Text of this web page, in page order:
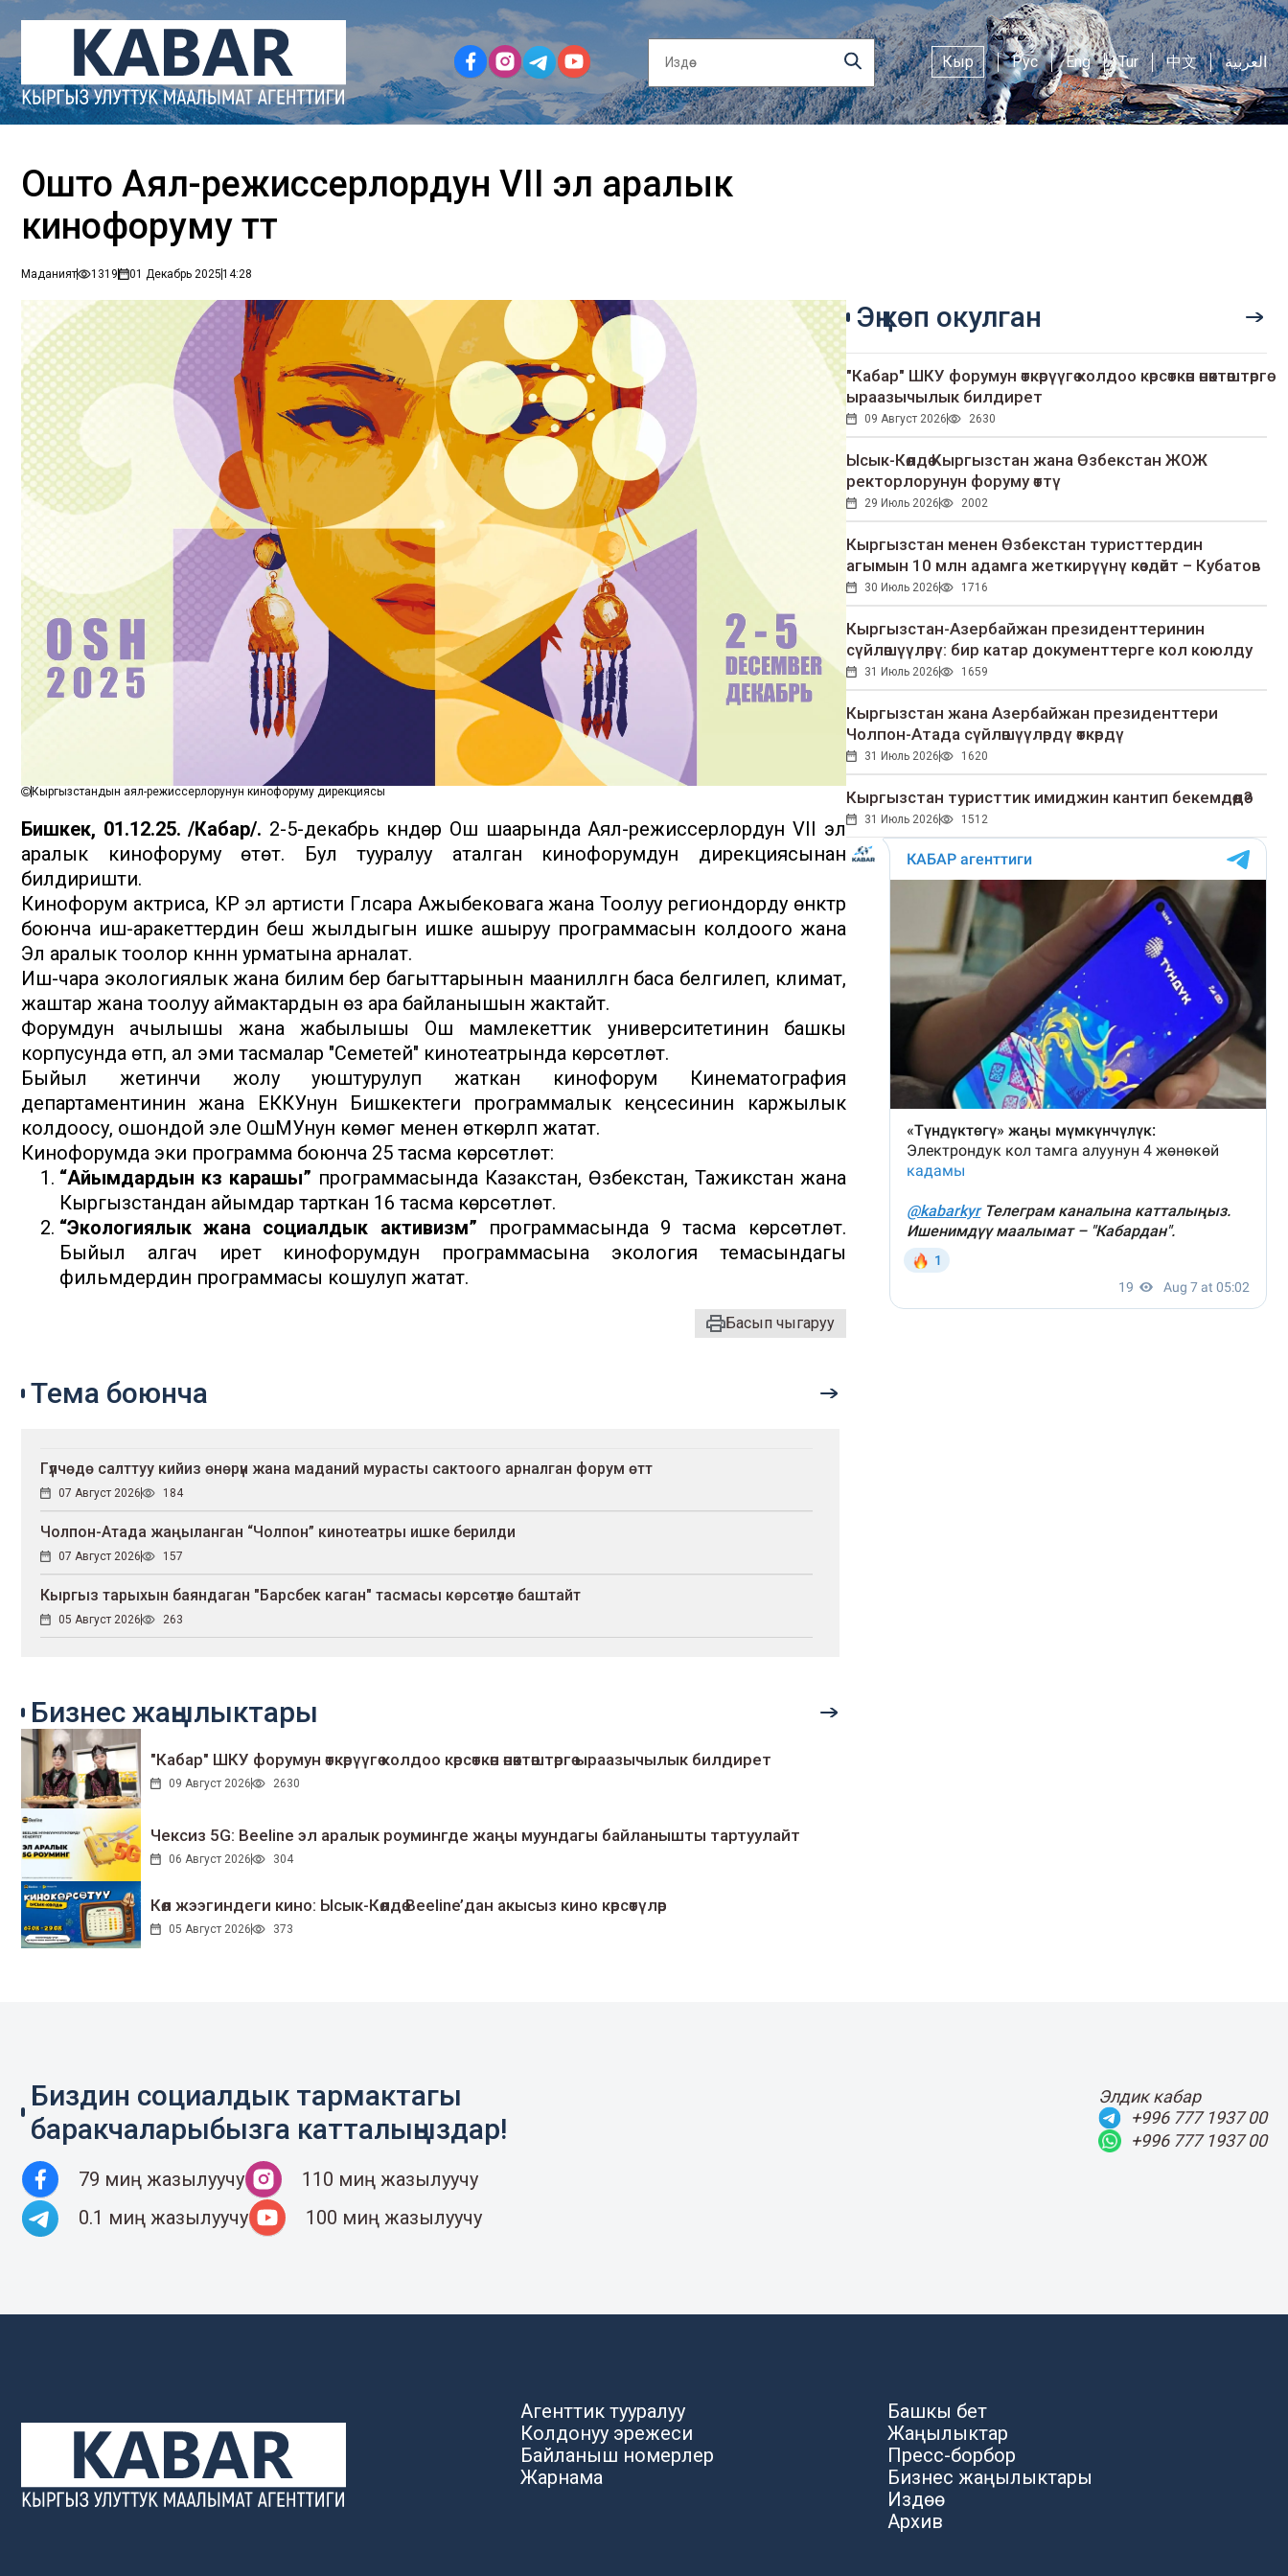
Кыр Рус Eng Tur 中文 العربية
Ошто Аял-режиссерлордун VII эл аралык
кинофоруму өтөт
Маданият 1319 01 Декабрь 202514:28
Кыргызстандын аял-режиссерлорунун кинофоруму дирекциясы
Бишкек, 01.12.25. /Кабар/. 2-5-декабрь күндөрү Ош шаарында Аял-режиссерлордун VII эл
аралык кинофоруму өтөт. Бул тууралуу аталган кинофорумдун дирекциясынан
билдиришти.
Кинофорум актриса, КР эл артисти Гүлсара Ажыбековага жана Тоолуу региондорду өнүктүрүү
боюнча иш-аракеттердин беш жылдыгын ишке ашыруу программасын колдоого жана
Эл аралык тоолор күнүнүн урматына арналат.
Иш-чара экологиялык жана билим берүү багыттарынын маанилүүлүгүн баса белгилеп, климат,
жаштар жана тоолуу аймактардын өз ара байланышын жактайт.
Форумдун ачылышы жана жабылышы Ош мамлекеттик университетинин башкы
корпусунда өтүп, ал эми тасмалар "Семетей" кинотеатрында көрсөтүлөт.
Быйыл жетинчи жолу уюштурулуп жаткан кинофорум Кинематография
департаментинин жана ЕККУнун Бишкектеги программалык кеңсесинин каржылык
колдоосу, ошондой эле ОшМУнун көмөгү менен өткөрүлүп жатат.
Кинофорумда эки программа боюнча 25 тасма көрсөтүлөт:
“Айымдардын көз карашы” программасында Казакстан, Өзбекстан, Тажикстан жана
Кыргызстандан айымдар тарткан 16 тасма көрсөтүлөт.
“Экологиялык жана социалдык активизм” программасында 9 тасма көрсөтүлөт.
Быйыл алгач ирет кинофорумдун программасына экология темасындагы
фильмдердин программасы кошулуп жатат.
Басып чыгаруу
Эң көп окулган
"Кабар" ШКУ форумун өткөрүүгө колдоо көрсөткөн өнөктөштөргө
ыраазычылык билдирет
09 Август 2026 2630
Ысык-Көлдө Кыргызстан жана Өзбекстан ЖОЖ
ректорлорунун форуму өттү
29 Июль 2026 2002
Кыргызстан менен Өзбекстан туристтердин
агымын 10 млн адамга жеткирүүнү көздөйт – Кубатов
30 Июль 2026 1716
Кыргызстан-Азербайжан президенттеринин
сүйлөшүүлөрү: бир катар документтерге кол коюлду
31 Июль 2026 1659
Кыргызстан жана Азербайжан президенттери
Чолпон-Атада сүйлөшүүлөрдү өткөрдү
31 Июль 2026 1620
Кыргызстан туристтик имиджин кантип бекемдөөдө?
31 Июль 2026 1512
Тема боюнча
Гүлчөдө салттуу кийиз өнөрүн жана маданий мурасты сактоого арналган форум өттү
07 Август 2026 184
Чолпон-Атада жаңыланган “Чолпон” кинотеатры ишке берилди
07 Август 2026 157
Кыргыз тарыхын баяндаган "Барсбек каган" тасмасы көрсөтүлө баштайт
05 Август 2026 263
Бизнес жаңылыктары
"Кабар" ШКУ форумун өткөрүүгө колдоо көрсөткөн өнөктөштөргө ыраазычылык билдирет
09 Август 2026 2630
Чексиз 5G: Beeline эл аралык роумингде жаңы муундагы байланышты тартуулайт
06 Август 2026 304
Көл жээгиндеги кино: Ысык-Көлдө Beeline’дан акысыз кино көрсөтүлөр
05 Август 2026 373
Биздин социалдык тармактагы
баракчаларыбызга катталыңыздар!
79 миң жазылуучу
110 миң жазылуучу
0.1 миң жазылуучу
100 миң жазылуучу
Элдик кабар
+996 777 1937 00
+996 777 1937 00
Агенттик тууралуу
Колдонуу эрежеси
Байланыш номерлер
Жарнама
Башкы бет
Жаңылыктар
Пресс-борбор
Бизнес жаңылыктары
Издөө
Архив